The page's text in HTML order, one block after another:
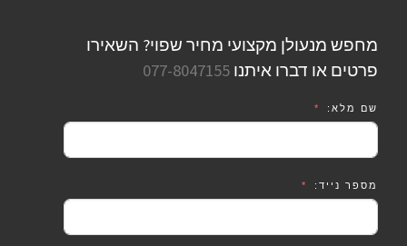
מחפש מנעולן מקצועי מחיר שפוי? השאירו
פרטים או דברו איתנו 077-8047155
שם מלא:
מספר נייד: